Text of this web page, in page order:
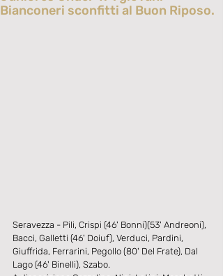
Bianconeri sconfitti al Buon Riposo.
Seravezza - Pili, Crispi (46' Bonni)(53' Andreoni),
Bacci, Galletti (46' Doiuf), Verduci, Pardini,
Giuffrida, Ferrarini, Pegollo (80' Del Frate), Dal
Lago (46' Binelli), Szabo.